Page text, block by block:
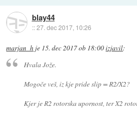
blay44
::27. dec 2017, 10:26
marjan_h je 15. dec 2017 ob 18:00izjavil:
Hvala Jože.
Mogoče veš, iz kje pride slip = R2/X2?
Kjer je R2 rotorska upornost, ter X2